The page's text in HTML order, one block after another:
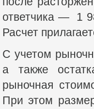
ответчика — 1
Расчет
С учетом
а также
рыночная
При этом